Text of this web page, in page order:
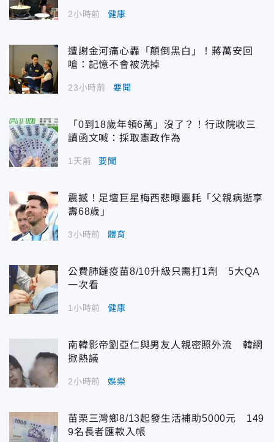
2小時前 健康
遭謝金河痛心轟「顛倒黑白」！蔣萬安回
嗆：記憶不會被洗掉
23小時前 要聞
「0到18歲年領6萬」沒了？！行政院收三
讀函文喊：採取憲政作為
1天前 要聞
震撼！足壇巨星梅西悲曝噩耗「父親病逝享
壽68歲」
3小時前 體育
公費肺鏈疫苗8/10升級只需打1劑 5大QA
一次看
1小時前 健康
南韓影帝劉亞仁與男友人親密照外流 韓網
掀熱議
2小時前 娛樂
苗栗三灣鄉8/13起發生活補助5000元 149
9名長者匯款入帳